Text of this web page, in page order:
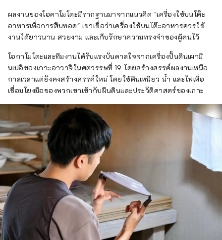
ผลงานของโอคาโมโตะมีรากฐานมาจากแนวคิด "เครื่องใช้บนโต๊ะ
อาหารเพื่อการสืบทอด" เขาเชื่อว่าเครื่องใช้บนโต๊ะอาหารควรใช้
งานได้ยาวนาน สวยงาม และเก็บรักษาความทรงจำของผู้คนไว้
โอกาโมโตะและทีมงานได้รับแรงบันดาลใจจากเครื่องปั้นดินเผามิ
นเปอิของเกาะอาวาจิในศตวรรษที่ 19 โดยสร้างสรรค์ผลงานเหนือ
กาลเวลาแต่ยังคงสร้างสรรค์ใหม่ โดยใช้ดินเหนียว น้ำ และไฟเพื่อ
เชื่อมโยงมือของพวกเขาเข้ากับผืนดินและประวัติศาสตร์ของเกาะ